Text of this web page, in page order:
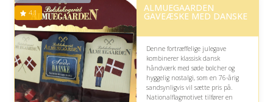
4.1 ALMUEGAARDEN
GAVEÆSKE MED DANSKE
Denne fortræffelige julegave
kombinerer klassisk dansk
håndværk med søde bolcher og
hyggelig nostalgi, som en 76-årig
sandsynligvis vil sætte pris på.
Nationalflagmotivet tilfører en